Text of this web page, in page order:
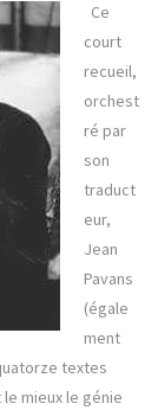
Ce
court
recueil,
orchest
ré par
son
traduct
eur,
Jean
Pavans
(égale
ment
textes
mieux le génie